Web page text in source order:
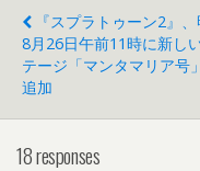
『スプラトゥーン2』
8月26日午前11時に新し
テージ「マンタマリア号
追加
18 responses